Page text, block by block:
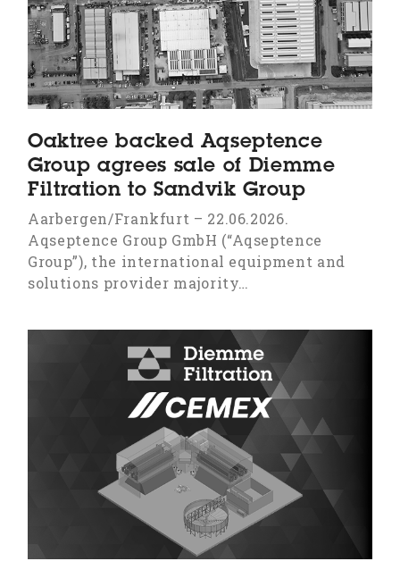
Oaktree backed Aqseptence
Group agrees sale of Diemme
Filtration to Sandvik Group
Aarbergen/Frankfurt – 22.06.2026.
Aqseptence Group GmbH (“Aqseptence
Group”), the international equipment and
solutions provider majority…